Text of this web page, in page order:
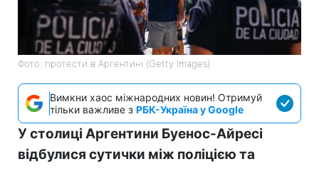
Фото: протести в Аргентині (Getty Images)
Вимкни хаос міжнародних новин! Отримуй
тільки важливе з РБК-Україна у Google
У столиці Аргентини Буенос-Айресі
відбулися сутички між поліцією та